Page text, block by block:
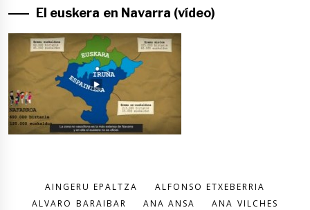
El euskera en Navarra (vídeo)
AINGERU EPALTZA
ALFONSO ETXEBERRIA
ALVARO BARAIBAR
ANA ANSA
ANA VILCHES